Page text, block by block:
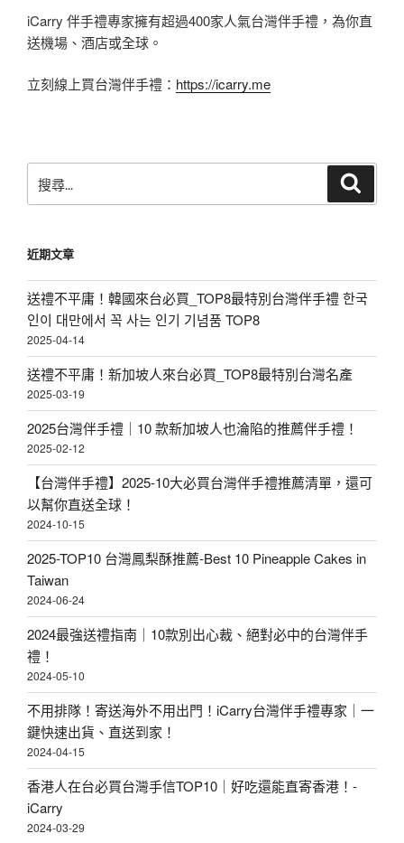
iCarry 伴手禮專家擁有超過400家人氣台灣伴手禮，為你直
送機場、酒店或全球。
立刻線上買台灣伴手禮： https://icarry.me
尋
字:
近期文章
送禮不平庸！韓國來台必買_TOP8最特別台灣伴手禮 한국
인이 대만에서 꼭 사는 인기 기념품 TOP8
2025-04-14
送禮不平庸！新加坡人來台必買_TOP8最特別台灣名產
2025-03-19
2025台灣伴手禮｜10 款新加坡人也淪陷的推薦伴手禮！
2025-02-12
【台灣伴手禮】2025-10大必買台灣伴手禮推薦清單，還可
以幫你直送全球！
2024-10-15
2025-TOP10 台灣鳳梨酥推薦-Best 10 Pineapple Cakes in
Taiwan
2024-06-24
2024最強送禮指南｜10款別出心裁、絕對必中的台灣伴手
禮！
2024-05-10
不用排隊！寄送海外不用出門！iCarry台灣伴手禮專家｜一
鍵快速出貨、直送到家！
2024-04-15
香港人在台必買台灣手信TOP10｜好吃還能直寄香港！-
iCarry
2024-03-29